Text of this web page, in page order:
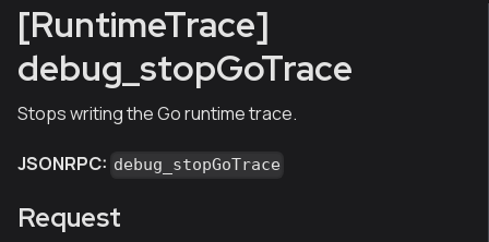
[RuntimeTrace]
debug_stopGoTrace
Stops writing the Go runtime trace.
JSONRPC: debug_stopGoTrace
Request